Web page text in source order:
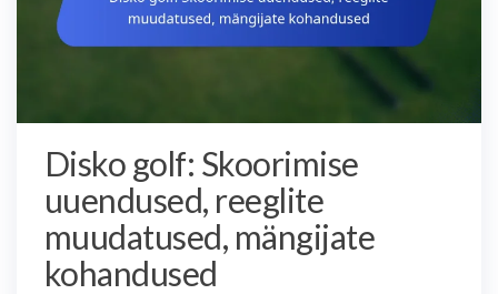
Disko golf: Skoorimise
uuendused, reeglite
muudatused, mängijate
kohandused